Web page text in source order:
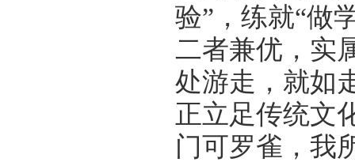
验”，练就“做
二者兼优，实
处游走，就如
正立足传统文
门可罗雀，我